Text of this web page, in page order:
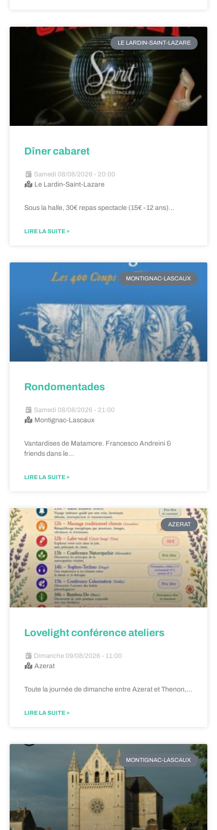
LE LARDIN-SAINT-LAZARE
Dîner cabaret
Samedi 08/08/2026 - 20:00
Le Lardin-Saint-Lazare
Sous la halle, 30€ repas spectacle (15€ -12 ans)…
LIRE LA SUITE »
MONTIGNAC-LASCAUX
Rondomentades
Samedi 08/08/2026 - 21:00
Montignac-Lascaux
Vantardises de Matamore. Francesco Andreini &
friends dans le…
LIRE LA SUITE »
AZERAT
Lovelight conférence ateliers
Dimanche 09/08/2026 - 11:00
Azerat
Toute la journée de dimanche entre Azerat et Thenon,…
LIRE LA SUITE »
MONTIGNAC-LASCAUX